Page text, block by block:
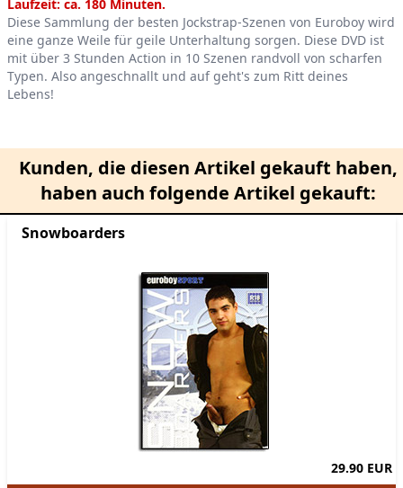
Product information
Laufzeit: ca. 180 Minuten.
Diese Sammlung der besten Jockstrap-Szenen von Euroboy wird
eine ganze Weile für geile Unterhaltung sorgen. Diese DVD ist
mit über 3 Stunden Action in 10 Szenen randvoll von scharfen
Typen. Also angeschnallt und auf geht's zum Ritt deines
Lebens!
Kunden, die diesen Artikel gekauft haben,
haben auch folgende Artikel gekauft:
Snowboarders
29.90 EUR